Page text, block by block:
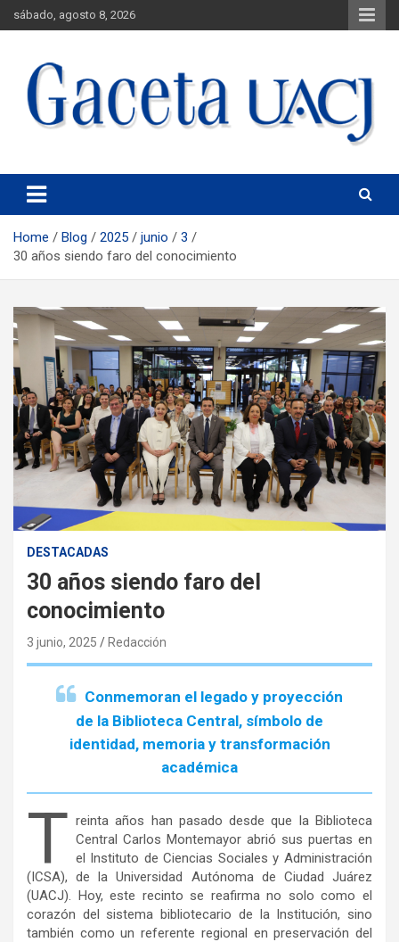
sábado, agosto 8, 2026
Gaceta UACJ
Home Blog 2025 junio
3
30 años siendo faro del conocimiento
DESTACADAS
30 años siendo faro del
conocimiento
3 junio, 2025 Redacción
Conmemoran el legado y proyección
de la Biblioteca Central, símbolo de
identidad, memoria y transformación
académica
T reinta años han pasado desde que la Biblioteca
Central Carlos Montemayor abrió sus puertas en
el Instituto de Ciencias Sociales y Administración
(ICSA), de la Universidad Autónoma de Ciudad Juárez
(UACJ). Hoy, este recinto se reafirma no solo como el
corazón del sistema bibliotecario de la Institución, sino
también como un referente regional en preservación del